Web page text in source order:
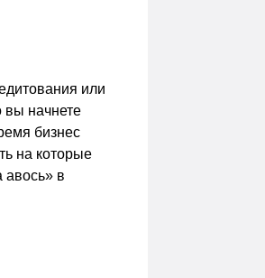
или
вы начнете
бизнес
на которые
авось» в